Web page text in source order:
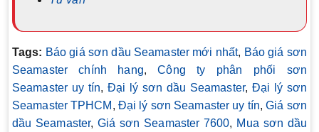
Tags: Báo giá sơn dầu Seamaster mới nhất, Báo giá sơn
Seamaster chính hang,Công ty phân phối sơn
Seamaster uy tín, Đại lý sơn dầu Seamaster, Đại lý sơn
Seamaster TPHCM , Đại lý sơn Seamaster uy tín,Giá sơn
dầu Seamaster, Giá sơn Seamaster 7600, Mua sơn dầu